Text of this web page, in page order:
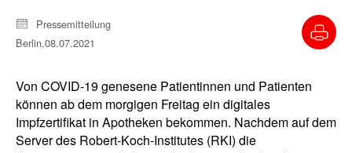
Pressemitteilung
Berlin,08.07.2021
Von COVID-19 genesene Patientinnen und Patienten
können ab dem morgigen Freitag ein digitales
Impfzertifikat in Apotheken bekommen. Nachdem auf dem
Server des Robert-Koch-Institutes (RKI) die